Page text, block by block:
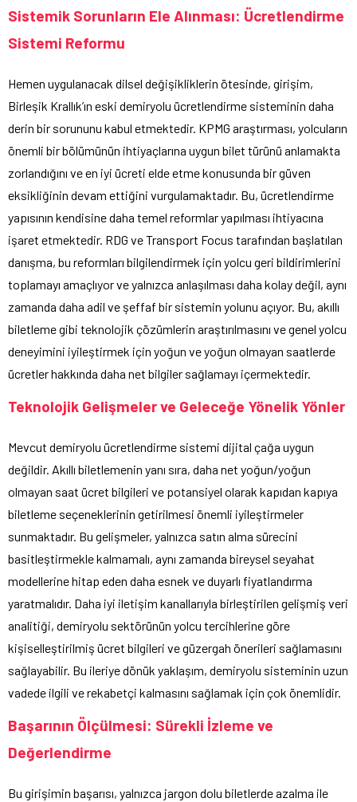
Sistemik Sorunların Ele Alınması: Ücretlendirme
Sistemi Reformu
Hemen uygulanacak dilsel değişikliklerin ötesinde, girişim,
Birleşik Krallık’ın eski demiryolu ücretlendirme sisteminin daha
derin bir sorununu kabul etmektedir. KPMG araştırması, yolcuların
önemli bir bölümünün ihtiyaçlarına uygun bilet türünü anlamakta
zorlandığını ve en iyi ücreti elde etme konusunda bir güven
eksikliğinin devam ettiğini vurgulamaktadır. Bu, ücretlendirme
yapısının kendisine daha temel reformlar yapılması ihtiyacına
işaret etmektedir. RDG ve Transport Focus tarafından başlatılan
danışma, bu reformları bilgilendirmek için yolcu geri bildirimlerini
toplamayı amaçlıyor ve yalnızca anlaşılması daha kolay değil, aynı
zamanda daha adil ve şeffaf bir sistemin yolunu açıyor. Bu, akıllı
biletleme gibi teknolojik çözümlerin araştırılmasını ve genel yolcu
deneyimini iyileştirmek için yoğun ve yoğun olmayan saatlerde
ücretler hakkında daha net bilgiler sağlamayı içermektedir.
Teknolojik Gelişmeler ve Geleceğe Yönelik Yönler
Mevcut demiryolu ücretlendirme sistemi dijital çağa uygun
değildir. Akıllı biletlemenin yanı sıra, daha net yoğun/yoğun
olmayan saat ücret bilgileri ve potansiyel olarak kapıdan kapıya
biletleme seçeneklerinin getirilmesi önemli iyileştirmeler
sunmaktadır. Bu gelişmeler, yalnızca satın alma sürecini
basitleştirmekle kalmamalı, aynı zamanda bireysel seyahat
modellerine hitap eden daha esnek ve duyarlı fiyatlandırma
yaratmalıdır. Daha iyi iletişim kanallarıyla birleştirilen gelişmiş veri
analitiği, demiryolu sektörünün yolcu tercihlerine göre
kişiselleştirilmiş ücret bilgileri ve güzergah önerileri sağlamasını
sağlayabilir. Bu ileriye dönük yaklaşım, demiryolu sisteminin uzun
vadede ilgili ve rekabetçi kalmasını sağlamak için çok önemlidir.
Başarının Ölçülmesi: Sürekli İzleme ve
Değerlendirme
Bu girişimin başarısı, yalnızca jargon dolu biletlerde azalma ile